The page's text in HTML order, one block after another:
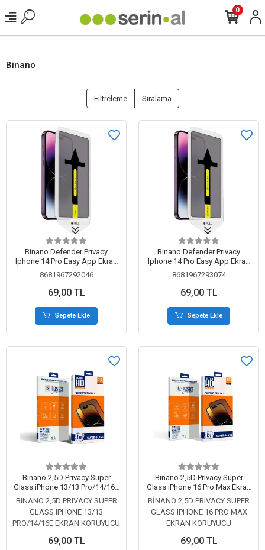
0
Binano
Filtreleme Sıralama
Binano Defender Prıvacy
Iphone 14 Pro Easy App Ekran
Koruyucu
8681967292046
69,00 TL
Sepete Ekle
Binano Defender Prıvacy
Iphone 14 Pro Easy App Ekran
Koruyucu
8681967293074
69,00 TL
Sepete Ekle
Binano 2,5D Privacy Super
Glass iPhone 13/13 Pro/14/16E
Ekran Koruyucu
BINANO 2,5D PRIVACY SUPER
GLASS IPHONE 13/13
PRO/14/16E EKRAN KORUYUCU
69,00 TL
Binano 2,5D Privacy Super
Glass iPhone 16 Pro Max Ekran
Koruyucu
BİNANO 2,5D PRIVACY SUPER
GLASS IPHONE 16 PRO MAX
EKRAN KORUYUCU
69,00 TL